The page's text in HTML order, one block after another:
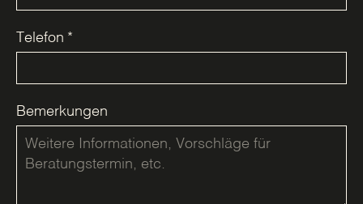
Telefon *
Bemerkungen